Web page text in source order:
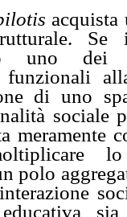
Se
uno dei
funzionali
di uno
sociale
meramente
polo